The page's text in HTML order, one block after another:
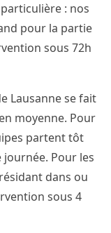
: nos
pour la partie
sous 72h
Lausanne se fait
moyenne. Pour
partent tôt
Pour les
dans ou
sous 4